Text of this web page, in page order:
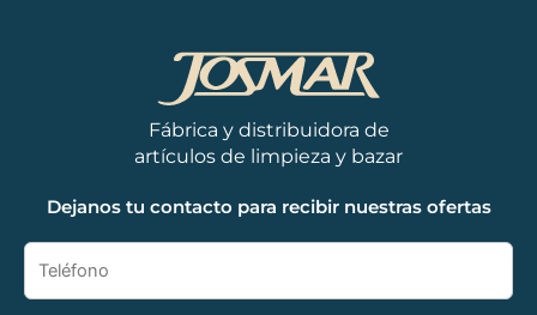
Fábrica y distribuidora de
artículos de limpieza y bazar
Dejanos tu contacto para recibir nuestras ofertas